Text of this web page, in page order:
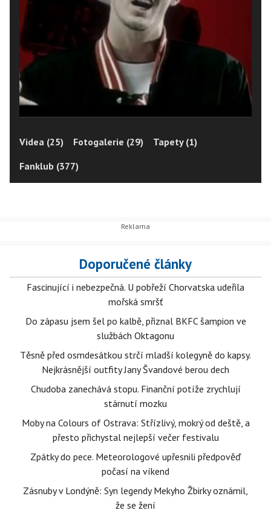
Videa (25) Fotogalerie (29)
Tapety (1)
Fanklub (377)
Doporučené články
Fascinující i nebezpečná. U pobřeží Chorvatska udeřila
mořská smršť
Do zápasu jsem šel po kalbě, přiznal BKFC šampion ve
službách Oktagonu
Těsně před osmdesátkou strčí mladší kolegyně do kapsy.
Nejkrásnější outfity Jany Švandové berou dech
Chudoba zanechává stopu. Finanční potíže zrychlují
stárnutí mozku
Moby na Colours of Ostrava: Střízlivý, mokrý od deště, a
přesto přichystal nejlepší večer festivalu
Zpátky do pece. Meteorologové upřesnili předpověď
počasí na víkend
Zásnuby v Londýně: Syn legendy Mekyho Žbirky oznámil,
že se žení